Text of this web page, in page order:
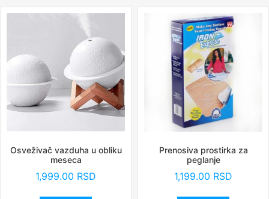
Osveživač vazduha u obliku
meseca
1,999.00 RSD
Prenosiva prostirka za
peglanje
1,199.00 RSD